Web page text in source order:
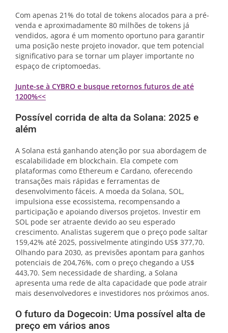
Com apenas 21% do total de tokens alocados para a pré-
venda e aproximadamente 80 milhões de tokens já
vendidos, agora é um momento oportuno para garantir
uma posição neste projeto inovador, que tem potencial
significativo para se tornar um player importante no
espaço de criptomoedas.
Junte-se à CYBRO e busque retornos futuros de até
1200%<<
Possível corrida de alta da Solana: 2025 e
além
A Solana está ganhando atenção por sua abordagem de
escalabilidade em blockchain. Ela compete com
plataformas como Ethereum e Cardano, oferecendo
transações mais rápidas e ferramentas de
desenvolvimento fáceis. A moeda da Solana, SOL,
impulsiona esse ecossistema, recompensando a
participação e apoiando diversos projetos. Investir em
SOL pode ser atraente devido ao seu esperado
crescimento. Analistas sugerem que o preço pode saltar
159,42% até 2025, possivelmente atingindo US$ 377,70.
Olhando para 2030, as previsões apontam para ganhos
potenciais de 204,76%, com o preço chegando a US$
443,70. Sem necessidade de sharding, a Solana
apresenta uma rede de alta capacidade que pode atrair
mais desenvolvedores e investidores nos próximos anos.
O futuro da Dogecoin: Uma possível alta de
preço em vários anos